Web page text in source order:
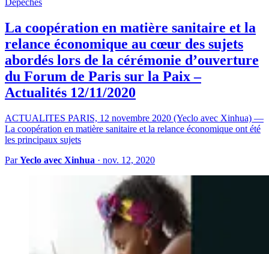
Dépêches
La coopération en matière sanitaire et la
relance économique au cœur des sujets
abordés lors de la cérémonie d’ouverture
du Forum de Paris sur la Paix –
Actualités 12/11/2020
ACTUALITES PARIS, 12 novembre 2020 (Yeclo avec Xinhua) —
La coopération en matière sanitaire et la relance économique ont été
les principaux sujets
ParYeclo avec Xinhua · nov. 12, 2020